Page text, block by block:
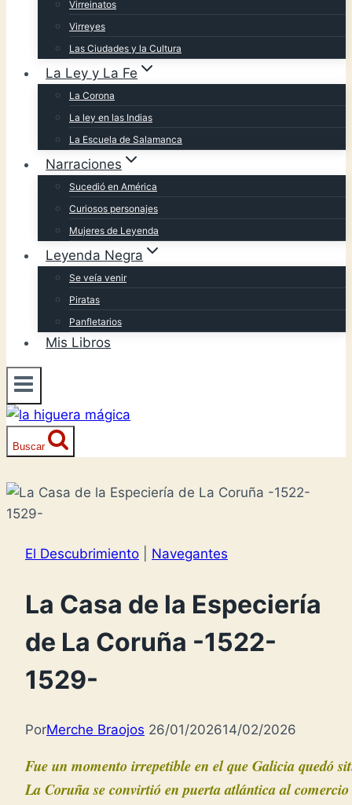
Virreinatos
Virreyes
Las Ciudades y la Cultura
La Ley y La Fe
La Corona
La ley en las Indias
La Escuela de Salamanca
Narraciones
Sucedió en América
Curiosos personajes
Mujeres de Leyenda
Leyenda Negra
Se veía venir
Piratas
Panfletarios
Mis Libros
Buscar
El Descubrimiento Navegantes
La Casa de la Especiería
de La Coruña -1522-
1529-
PorMerche Braojos 26/01/202614/02/2026
Fue un momento irrepetible en el que Galicia quedó
La Coruña se convirtió en puerta atlántica al